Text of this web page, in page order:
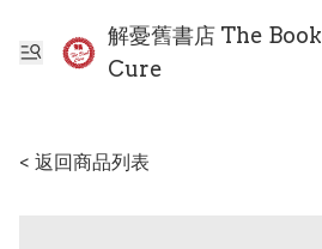
解憂舊書店 The Book
Cure
< 返回商品列表